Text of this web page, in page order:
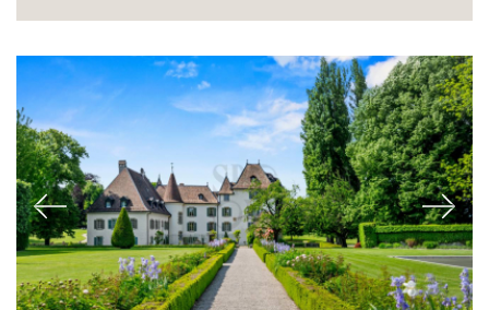
Acheter
Louer
International
Vendre
Previous Next